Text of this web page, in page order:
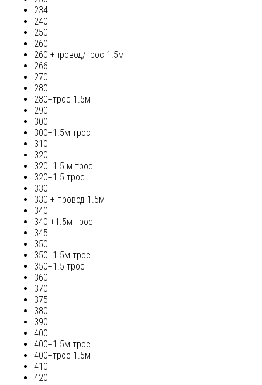
234
240
250
260
260 +провод/трос 1.5м
266
270
280
280+трос 1.5м
290
300
300+1.5м трос
310
320
320+1.5 м трос
320+1.5 трос
330
330 + провод 1.5м
340
340 +1.5м трос
345
350
350+1.5м трос
350+1.5 трос
360
370
375
380
390
400
400+1.5м трос
400+трос 1.5м
410
420